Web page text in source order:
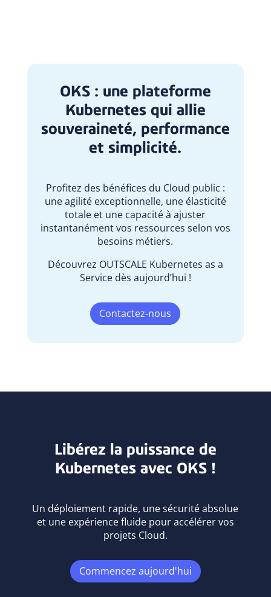
OKS : une plateforme
Kubernetes qui allie
souveraineté, performance
et simplicité.
Profitez des bénéfices du Cloud public :
une agilité exceptionnelle, une élasticité
totale et une capacité à ajuster
instantanément vos ressources selon vos
besoins métiers.
Découvrez OUTSCALE Kubernetes as a
Service dès aujourd’hui !
Contactez-nous
Libérez la puissance de
Kubernetes avec OKS !
Un déploiement rapide, une sécurité absolue
et une expérience fluide pour accélérer vos
projets Cloud.
Commencez aujourd'hui